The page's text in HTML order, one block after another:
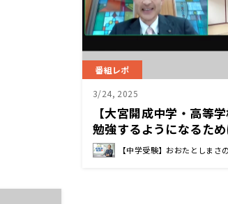
番組レポ
3/24, 2025
【大宮開成中学・高等
勉強するようになるた
こと 松﨑 慶喜 校長先生
【中学受験】おおたとしまさ